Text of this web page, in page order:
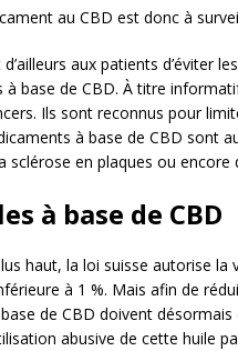
au CBD est donc à
aux patients d’éviter
à base de CBD. À titre
Ils sont reconnus pour
à base de CBD sont
sclérose en plaques ou encore
à base de CBD
haut, la loi suisse autorise la
à 1 %. Mais afin de
de CBD doivent
abusive de cette huile